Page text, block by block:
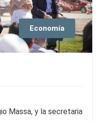
Economía
Massa, y la secretaria